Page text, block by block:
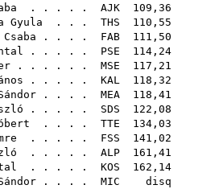
. . . . . AJK 109,36
Gyula . . . THS 110,55
. . . . FAB 111,50
. . . . . PSE 114,24
. . . . . . MSE 117,21
. . . . . KAL 118,32
. . . . MEA 118,41
. . . . . SDS 122,08
. . . . TTE 134,03
. . . . . FSS 141,02
. . . . . ALP 161,41
. . . . . KOS 162,14
. . . . MIC disq